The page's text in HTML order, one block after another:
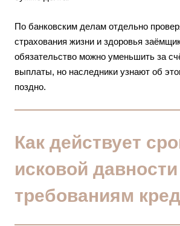
По банковским делам отдельно
страхования жизни и здоровья
обязательство можно уменьшить за
выплаты, но наследники узнают об
поздно.
Как действует
исковой
требованиям